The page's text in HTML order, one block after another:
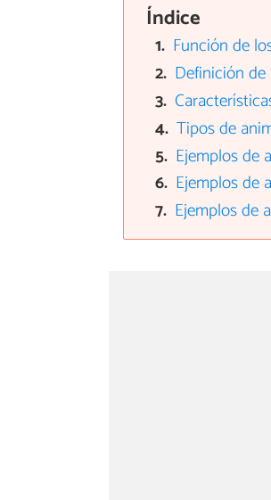
Índice
Función de
Definición
Tipos de
Ejemplos de
Ejemplos de
Ejemplos de